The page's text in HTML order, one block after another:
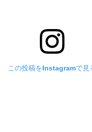
この投稿をInstagramで見